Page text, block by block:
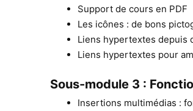
Support de cours en PDF
Les icônes : de bons
Liens hypertextes depuis
Liens hypertextes pour
Sous-module 3 :
Insertions multimédias :